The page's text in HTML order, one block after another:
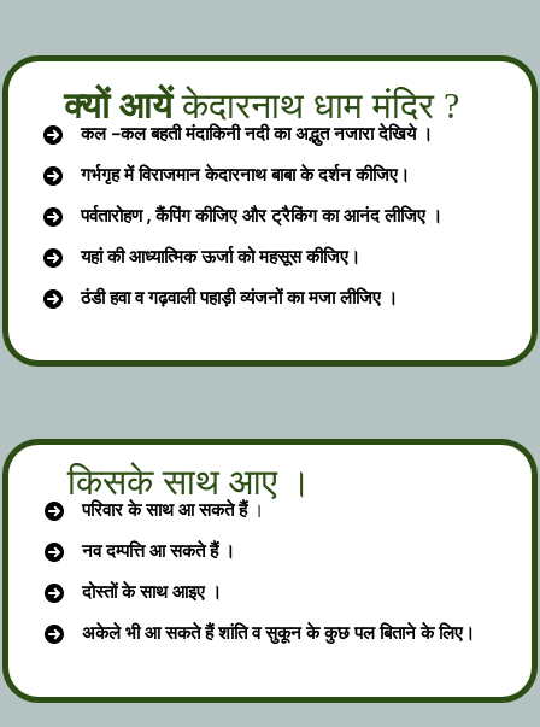
क्यों आयेंकेदारनाथ धाम मंदिर ?
कल -कल बहती मंदाकिनी नदी का अद्भुत नजारा देखिये।
गर्भगृह में विराजमान केदारनाथ बाबा के दर्शन कीजिए।
पर्वतारोहण , कैंपिंग कीजिए औरट्रैकिंग का आनंद लीजिए ।
यहां की आध्यात्मिक ऊर्जा को महसूस कीजिए।
ठंडी हवा व गढ़वाली पहाड़ी व्यंजनों का मजा लीजिए ।
किसके साथ आए ।
परिवार के साथ आ सकते हैं ।
नव दम्पत्ति आ सकते हैं ।
दोस्तों के साथ आइए ।
अकेले भी आ सकते हैं शांति व सुकून के कुछ पल बिताने के लिए।